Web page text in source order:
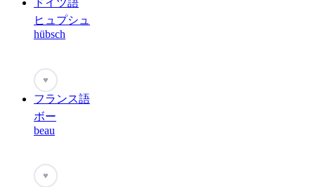
ドイツ語
ヒュプシュ
hübsch
♥
フランス語
ボー
beau
♥